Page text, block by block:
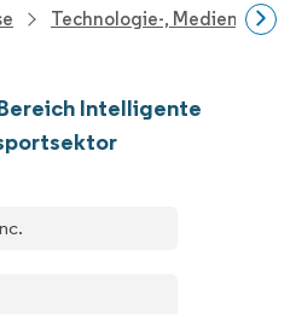
Technologie-, Medien- Und
Intelligente